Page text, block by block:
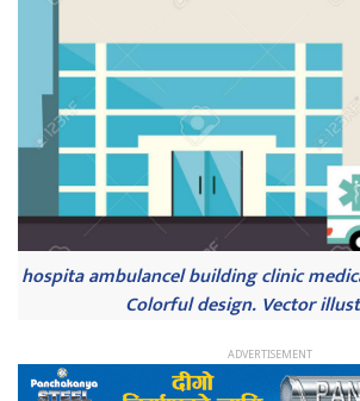
hospita ambulancel building clinic
Colorful design. Vector